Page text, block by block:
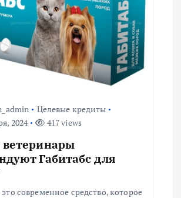
Целевые кредиты
2024
417 views
Габитабс для
современное средство, которое